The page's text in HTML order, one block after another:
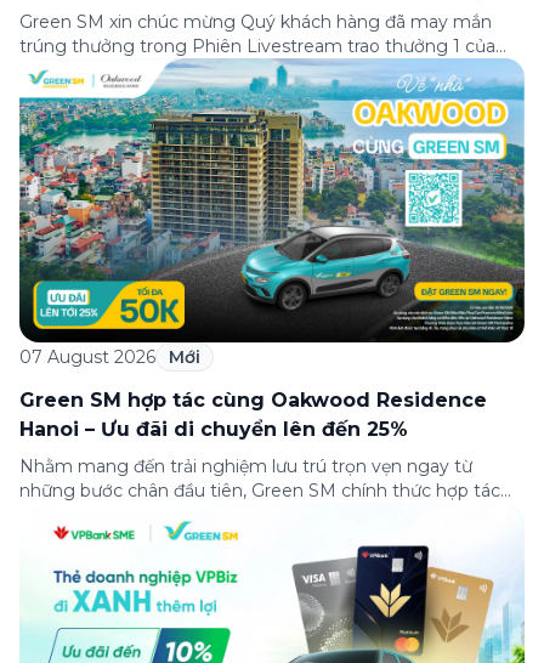
cuộc vui”
Green SM xin chúc mừng Quý khách hàng đã may mắn
trúng thưởng trong Phiên Livestream trao thưởng 1 của
Minigame “Giữ nhịp cuộc vui”, được phát sóng trực tiếp
trên Fanpage và TikTok Green SM từ 20:00 – 21:00 ngày
04/08/2026. Phiên livestream đã diễn ra công khai với sự
theo dõi của đông […]
07 August 2026 Mới
Green SM hợp tác cùng Oakwood Residence
Hanoi – Ưu đãi di chuyển lên đến 25%
Nhằm mang đến trải nghiệm lưu trú trọn vẹn ngay từ
những bước chân đầu tiên, Green SM chính thức hợp tác
đãi di chuyển dành riêng cho khách hàng có điểm đi hoặc
điểm đến tại khu căn hộ dịch vụ này. Tọa lạc trong […]